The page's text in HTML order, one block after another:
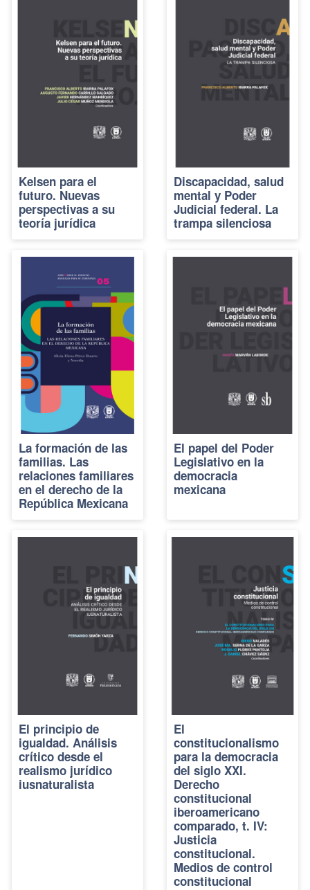
Kelsen para el
futuro. Nuevas
perspectivas a su
teoría jurídica
Discapacidad, salud
mental y Poder
Judicial federal. La
trampa silenciosa
La formación de las
familias. Las
relaciones familiares
en el derecho de la
República Mexicana
El papel del Poder
Legislativo en la
democracia
mexicana
El principio de
igualdad. Análisis
crítico desde el
realismo jurídico
iusnaturalista
El
constitucionalismo
para la democracia
del siglo XXI.
Derecho
constitucional
iberoamericano
comparado, t. IV:
Justicia
constitucional.
Medios de control
constitucional